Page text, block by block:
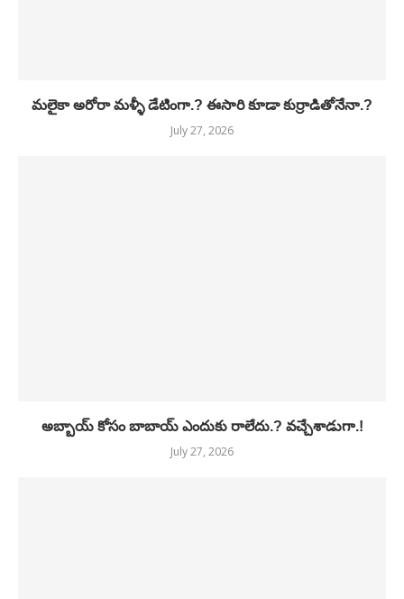
మలైకా అరోరా మళ్ళీ డేటింగా.? ఈసారి కూడా కుర్రాడితోనేనా.?
July 27, 2026
అబ్బాయ్ కోసం బాబాయ్ ఎందుకు రాలేదు.? వచ్చేశాడుగా.!
July 27, 2026